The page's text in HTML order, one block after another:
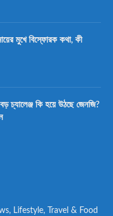
মুখে বিস্ফোরক কথা, কী
চ্যালেঞ্জ কি হয়ে উঠছে জেনজি?
Lifestyle, Travel & Food